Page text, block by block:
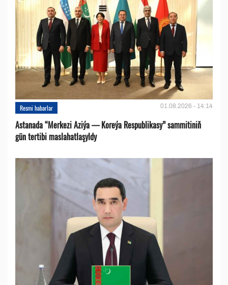
Resmi habarlar 01.08.2026 - 14:14
Astanada “Merkezi Aziýa — Koreýa Respublikasy” sammitiniň
gün tertibi maslahatlaşyldy